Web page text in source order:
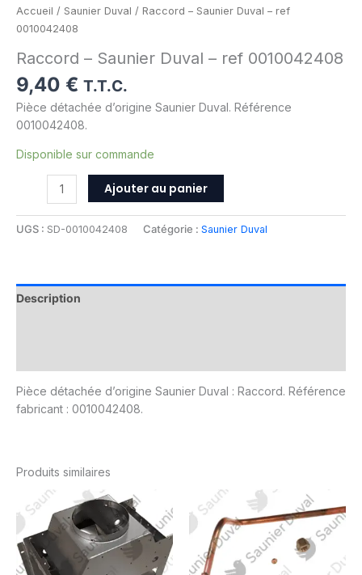
Accueil / Saunier Duval / Raccord – Saunier Duval – ref
0010042408
Raccord – Saunier Duval – ref 0010042408
9,40 € T.T.C.
Pièce détachée d’origine Saunier Duval. Référence
0010042408.
Disponible sur commande
Ajouter au panier
UGS : SD-0010042408 Catégorie : Saunier Duval
Description
Pièce détachée d’origine Saunier Duval : Raccord. Référence
fabricant : 0010042408.
Produits similaires